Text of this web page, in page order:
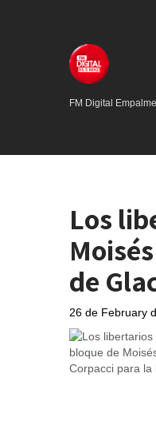
FM Digital Empalme
Los
de
26 de February